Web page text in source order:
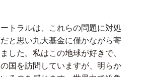
トラルは、これらの問題に対処
と思い九大基金に僅かながら寄
した。 私はこの地球が好きで、
国を訪問していますが、明らか